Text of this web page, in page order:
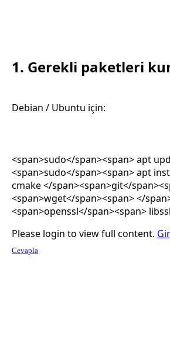
1. Gerekli paketleri
Debian / Ubuntu için:
<span>sudo</span><span> apt
<span>sudo</span><span> apt
cmake </span><span>git</
<span>wget</span><span> </
<span>openssl</span><span>
Please login to view full content.
Cevapla